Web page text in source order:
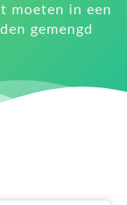
moeten in een
gemengd